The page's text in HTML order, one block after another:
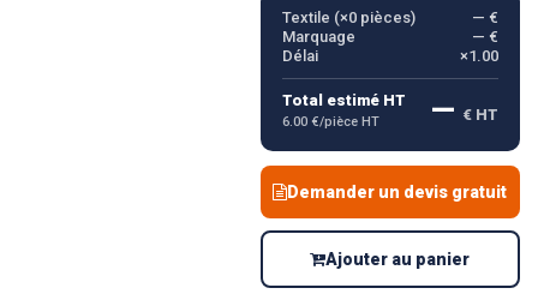
Textile (×0pièces)
— €
Marquage
— €
Délai
×1.00
Total estimé HT
6.00 €/pièce HT — € HT
Demander un devis gratuit
Ajouter au panier